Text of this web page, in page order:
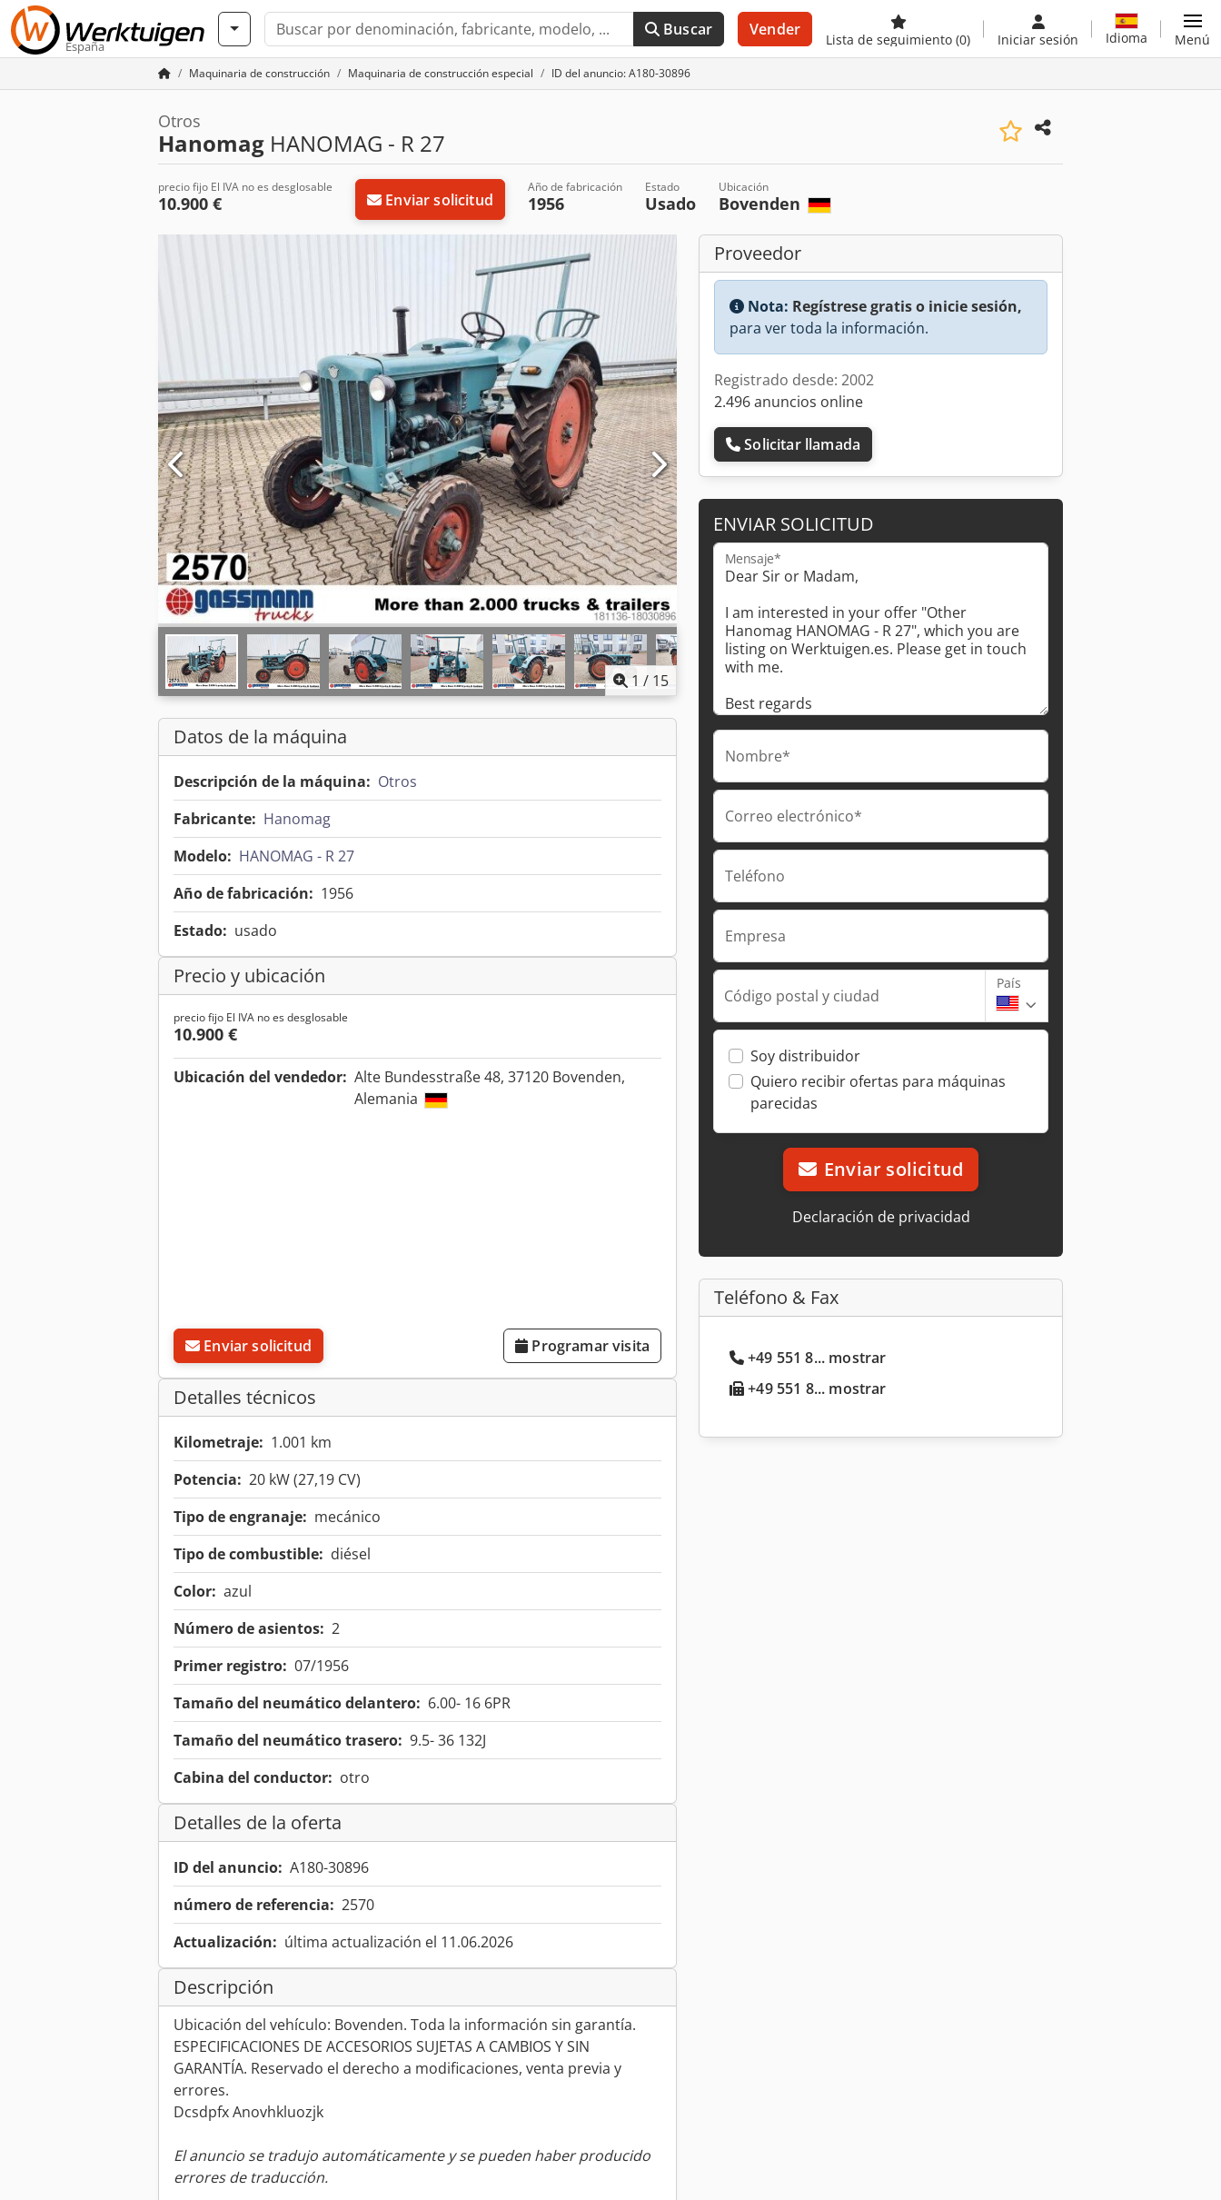
España
Buscar Vender
Lista de seguimiento (0) Iniciar sesión Idioma Menú
Maquinaria de construcción Maquinaria de construcción especial ID del anuncio: A180-30896
Otros
Hanomag HANOMAG - R 27
precio fijo El IVA no es desglosable
10.900 € Enviar solicitud
Año de fabricación
1956
Estado
Usado
Ubicación
Bovenden
1 / 15
Datos de la máquina
Descripción de la máquina: Otros
Fabricante: Hanomag
Modelo: HANOMAG - R 27
Año de fabricación: 1956
Estado: usado
Precio y ubicación
precio fijo El IVA no es desglosable
10.900 €
Ubicación del vendedor: Alte Bundesstraße 48, 37120 Bovenden,
Alemania
Enviar solicitud Programar visita
Detalles técnicos
Kilometraje: 1.001 km
Potencia: 20 kW (27,19 CV)
Tipo de engranaje: mecánico
Tipo de combustible: diésel
Color: azul
Número de asientos: 2
Primer registro: 07/1956
Tamaño del neumático delantero: 6.00- 16 6PR
Tamaño del neumático trasero: 9.5- 36 132J
Cabina del conductor: otro
Detalles de la oferta
ID del anuncio: A180-30896
número de referencia: 2570
Actualización: última actualización el 11.06.2026
Descripción
Ubicación del vehículo: Bovenden. Toda la información sin garantía.
ESPECIFICACIONES DE ACCESORIOS SUJETAS A CAMBIOS Y SIN
GARANTÍA. Reservado el derecho a modificaciones, venta previa y
errores.
Dcsdpfx Anovhkluozjk
El anuncio se tradujo automáticamente y se pueden haber producido
errores de traducción.
Proveedor
Nota: Regístrese gratis o inicie sesión,
para ver toda la información.
Registrado desde: 2002
2.496 anuncios online
Solicitar llamada
ENVIAR SOLICITUD
Mensaje*
Nombre*
Correo electrónico*
Teléfono
Empresa
Código postal y ciudad
País
Soy distribuidor
Quiero recibir ofertas para máquinas
parecidas
Enviar solicitud
Declaración de privacidad
Teléfono & Fax
+49 551 8... mostrar
+49 551 8... mostrar